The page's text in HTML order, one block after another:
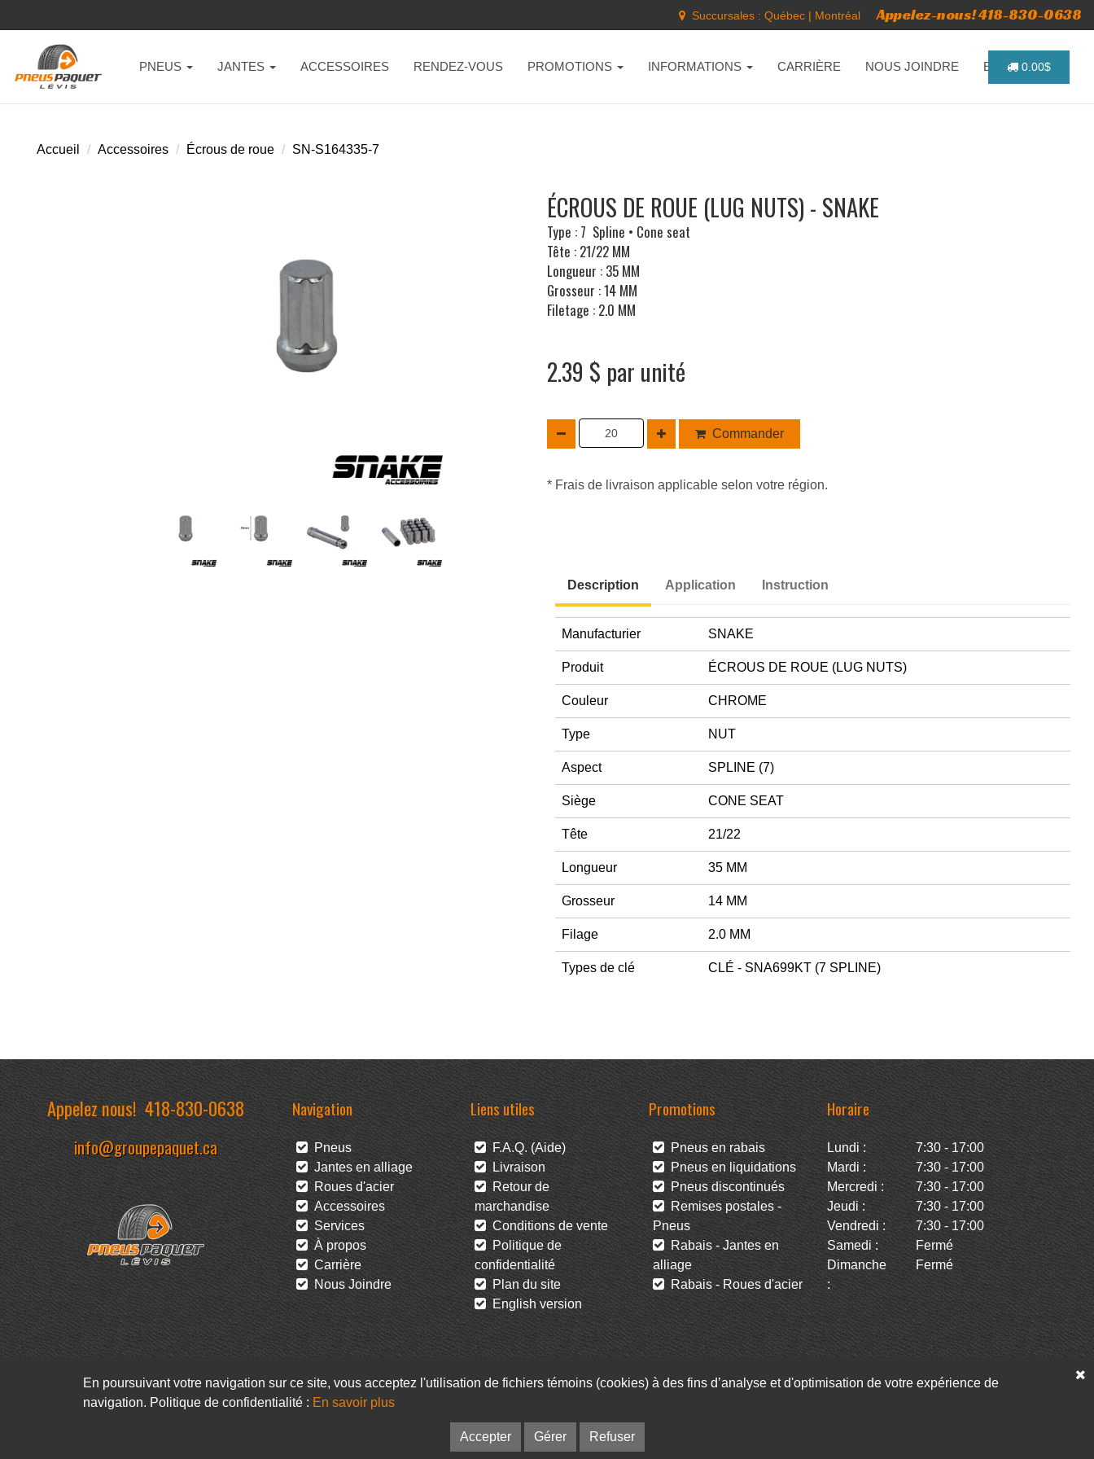
Succursales : Québec | Montréal Appelez-nous! 418-830-0638
PNEUS JANTES ACCESSOIRES RENDEZ-VOUS PROMOTIONS INFORMATIONS CARRIÈRE NOUS JOINDRE ENGLISH
0.00$
Accueil Accessoires Écrous de roue SN-S164335-7
ÉCROUS DE ROUE (LUG NUTS) - SNAKE
Type : 7 Spline • Cone seat
Tête : 21/22 MM
Longueur : 35 MM
Grosseur : 14 MM
Filetage : 2.0 MM
2.39 $ par unité
Commander
* Frais de livraison applicable selon votre région.
Description Application Instruction
Manufacturier SNAKE
Produit ÉCROUS DE ROUE (LUG NUTS)
Couleur CHROME
Type NUT
Aspect SPLINE (7)
Siège CONE SEAT
Tête 21/22
Longueur 35 MM
Grosseur 14 MM
Filage 2.0 MM
Types de clé CLÉ - SNA699KT (7 SPLINE)
Appelez nous!418-830-0638
info@groupepaquet.ca
Navigation
Pneus
Jantes en alliage
Roues d'acier
Accessoires
Services
À propos
Carrière
Nous Joindre
Liens utiles
F.A.Q. (Aide)
Livraison
Retour de
marchandise
Conditions de vente
Politique de
confidentialité
Plan du site
English version
Promotions
Pneus en rabais
Pneus en liquidations
Pneus discontinués
Remises postales -
Pneus
Rabais - Jantes en
alliage
Rabais - Roues d'acier
Horaire
Lundi :
7:30 - 17:00
Mardi :
7:30 - 17:00
Mercredi :
7:30 - 17:00
Jeudi :
7:30 - 17:00
Vendredi :
7:30 - 17:00
Samedi :
Fermé
Dimanche
:
Fermé
Facebook Infolettre
© Pneus Paquet /Pneus St-Hubert • Web :Option PME
En poursuivant votre navigation sur ce site, vous acceptez l'utilisation de fichiers témoins (cookies) à des fins d’analyse et d'optimisation de votre expérience de
navigation. Politique de confidentialité : En savoir plus
Accepter Gérer Refuser